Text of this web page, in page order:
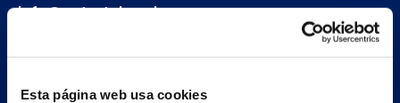
Esta página web usa cookies
info@petertaboada.com